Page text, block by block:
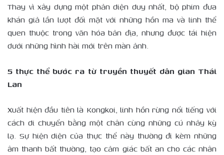
Thay vì xây dựng một phản diện duy nhất, bộ phim đưa
khán giả lần lượt đối mặt với những hồn ma và linh thể
quen thuộc trong văn hóa bản địa, nhưng được tái hiện
dưới những hình hài mới trên màn ảnh.
5 thực thể bước ra từ truyền thuyết dân gian Thái
Lan
Xuất hiện đầu tiên là Kongkoi, linh hồn rừng nổi tiếng với
cách di chuyển bằng một chân cùng những cú nhảy kỳ
lạ. Sự hiện diện của thực thể này thường đi kèm những
âm thanh bất thường, tạo cảm giác bất an cho các nhân